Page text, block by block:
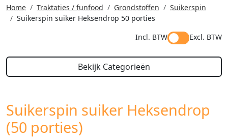
Home Traktaties / funfood Grondstoffen
Suikerspin
Suikerspin suiker Heksendrop 50 porties
Incl. BTW
Excl. BTW
Bekijk Categorieën
Suikerspin suiker Heksendrop
(50 porties)